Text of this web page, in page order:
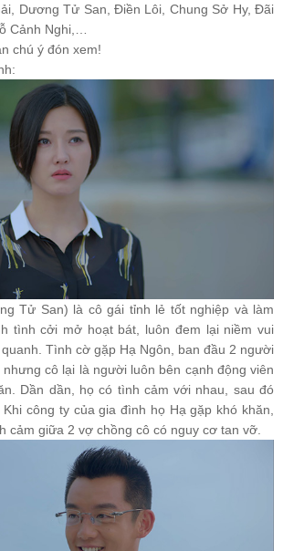
Dương Tử San, Điền Lôi, Chung Sở Hy, Đãi
Cảnh Nghi,…
chú ý đón xem!
Tử San) là cô gái tỉnh lẻ tốt nghiệp và làm
tình cởi mở hoạt bát, luôn đem lại niềm vui
Tình cờ gặp Hạ Ngôn, ban đầu 2 người
cô lại là người luôn bên cạnh động viên
Dần dần, họ có tình cảm với nhau, sau đó
công ty của gia đình họ Hạ gặp khó khăn,
cảm giữa 2 vợ chồng cô có nguy cơ tan vỡ.